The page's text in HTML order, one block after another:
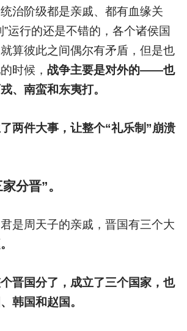
治阶级都是亲戚、都有血缘关
”运行的还是不错的，各个诸侯国
算彼此之间偶尔有矛盾，但是也
时候， 战争主要是对外的——也
、南蛮和东夷打。
两件大事，让整个“礼乐制”崩溃
分晋”。
是周天子的亲戚，晋国有三个大
晋国分了，成立了三个国家，也
韩国和赵国。